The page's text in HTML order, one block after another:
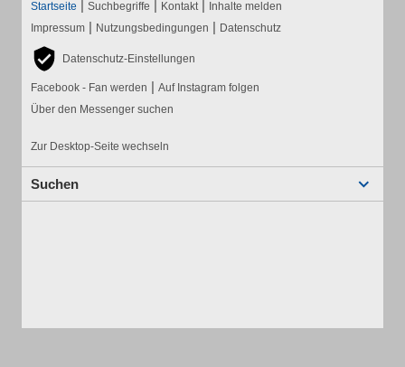
Startseite | Suchbegriffe | Kontakt | Inhalte melden
Impressum | Nutzungsbedingungen | Datenschutz
Datenschutz-Einstellungen
Facebook - Fan werden | Auf Instagram folgen
Über den Messenger suchen
Zur Desktop-Seite wechseln
Suchen